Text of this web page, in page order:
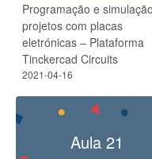
Programação e
projetos com placas
eletrónicas – Plataforma
Tinckercad Circuits
2021-04-16
Aula 21